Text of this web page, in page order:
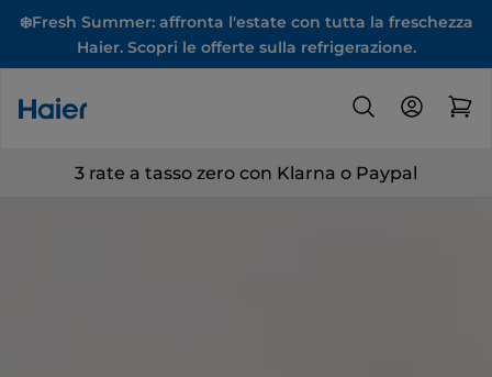
❄️Fresh Summer: affronta l'estate con tutta la freschezza
Haier. Scopri le offerte sulla refrigerazione.
3 rate a tasso zero con Klarna o Paypal